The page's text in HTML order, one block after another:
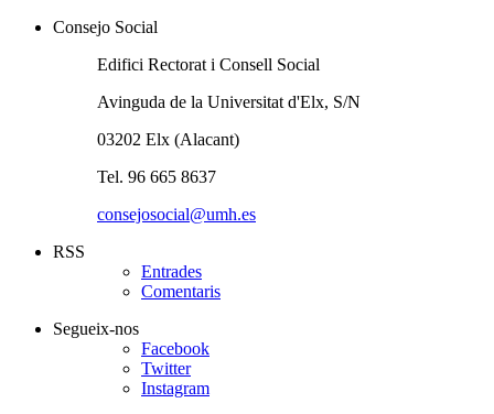
Consejo Social
Edifici Rectorat i Consell Social
Avinguda de la Universitat d'Elx, S/N
03202 Elx (Alacant)
Tel. 96 665 8637
consejosocial@umh.es
RSS
Entrades
Comentaris
Segueix-nos
Facebook
Twitter
Instagram